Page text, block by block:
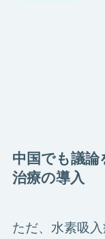
中国でも議
治療の導入
ただ、水素吸